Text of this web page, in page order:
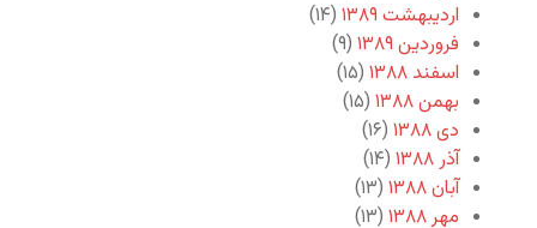
اردیبهشت ۱۳۸۹
(۱۴)
فروردین ۱۳۸۹
(۹)
اسفند ۱۳۸۸
(۱۵)
بهمن ۱۳۸۸
(۱۵)
دی ۱۳۸۸
(۱۶)
آذر ۱۳۸۸
(۱۴)
آبان ۱۳۸۸
(۱۳)
مهر ۱۳۸۸
(۱۳)